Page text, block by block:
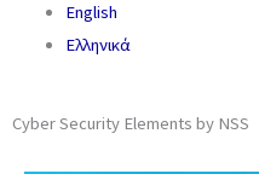
English
Ελληνικά
Cyber Security Elements by NSS